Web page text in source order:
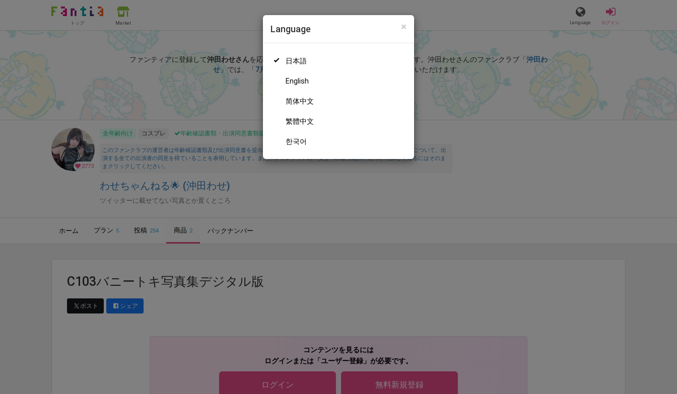
トップ Market Language ログイン
×
Language
日本語
English
简体中文
繁體中文
한국어
わせちゃんねる🌟 (沖田わせ)
ファンティアに登録して沖田わせさんを応援しよう！現在 が応援しています。 沖田わせさんのファンクラブ「 沖田わ
せ 」では、「 7月さよなら 」などの特別なコンテンツをお楽しみいただけます。
2773
全年齢向け コスプレ 年齢確認書類・出演同意書類提出済
このファンクラブの運営者は年齢確認書類及び出演同意書を提出し、投稿者及び出演者が18歳以上であること、撮影及び投稿について、出
演する全ての出演者の同意を得ていることを表明しています。また、ファンティアの「安全への取り組み」について詳しく知るにはそのま
まクリックしてください。
わせちゃんねる🌟 (沖田わせ)
ツイッターに載せてない写真とか置くところ
ホーム プラン 5 投稿 254 商品 2 バックナンバー
C103バニートキ写真集デジタル版
ポスト シェア
コンテンツを見るには
ログインまたは「ユーザー登録」が必要です。
ログイン 無料新規登録